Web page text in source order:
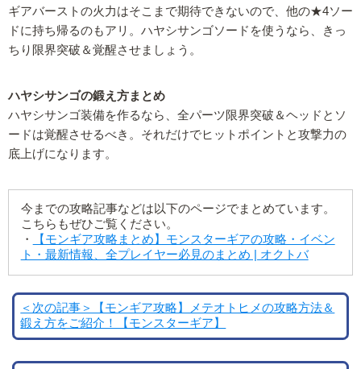
ギアバーストの火力はそこまで期待できないので、他の★4ソー
ドに持ち帰るのもアリ。ハヤシサンゴソードを使うなら、きっ
ちり限界突破＆覚醒させましょう。
ハヤシサンゴの鍛え方まとめ
ハヤシサンゴ装備を作るなら、全パーツ限界突破＆ヘッドとソ
ードは覚醒させるべき。それだけでヒットポイントと攻撃力の
底上げになります。
今までの攻略記事などは以下のページでまとめています。
こちらもぜひご覧ください。
・
【モンギア攻略まとめ】モンスターギアの攻略・イベン
ト・最新情報、全プレイヤー必見のまとめ | オクトバ
＜次の記事＞【モンギア攻略】メテオトヒメの攻略方法＆
鍛え方をご紹介！【モンスターギア】